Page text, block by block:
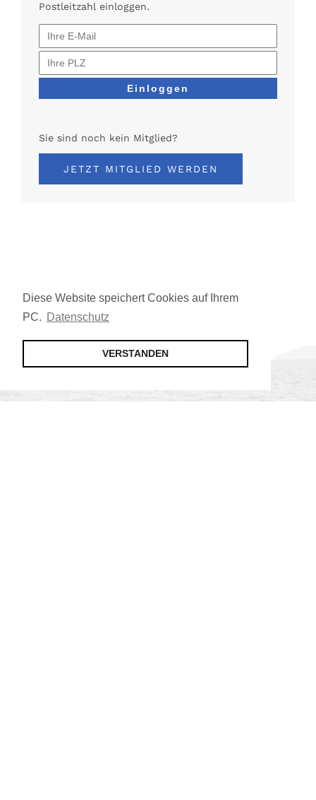
Diese Website speichert Cookies auf Ihrem
PC. Datenschutz
VERSTANDEN
Postleitzahl einloggen.
Sie sind noch kein Mitglied?
JETZT MITGLIED WERDEN